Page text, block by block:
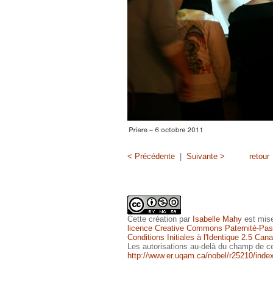
< Précédente Suivante > retour
Cette création par Isabelle Mahy est
licence Creative Commons Paternité-
Conditions Initiales à l'Identique 2.5
Les autorisations au-delà du champ de
http://www.er.uqam.ca/nobel/r25210/